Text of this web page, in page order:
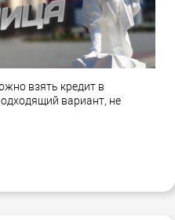
взять кредит в
вариант, не